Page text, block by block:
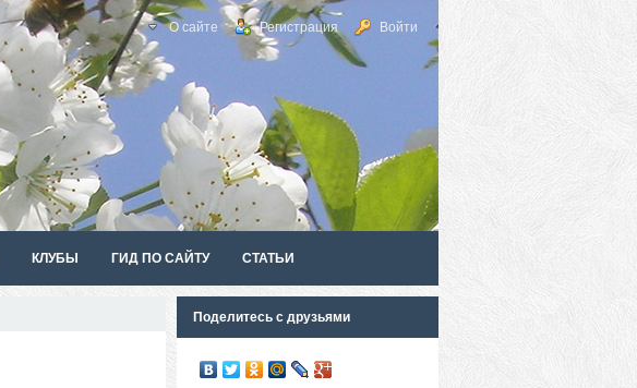
О сайте Регистрация Войти
КЛУБЫ ГИД ПО САЙТУ СТАТЬИ
Поделитесь с друзьями